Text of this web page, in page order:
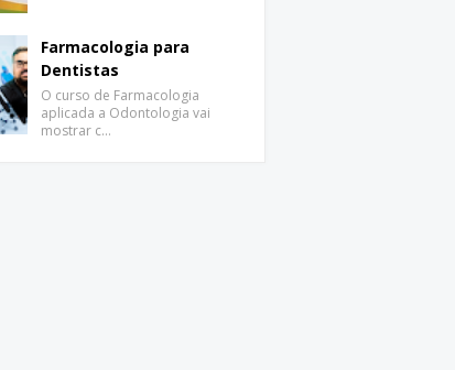
Farmacologia para
Dentistas
O curso de Farmacologia
aplicada a Odontologia vai
mostrar c…